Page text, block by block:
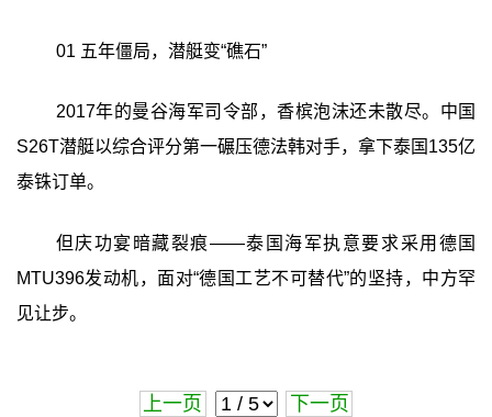
01 五年僵局，潜艇变“礁石”
2017年的曼谷海军司令部，香槟泡沫还未散尽。中国
S26T潜艇以综合评分第一碾压德法韩对手，拿下泰国135亿
泰铢订单。
但庆功宴暗藏裂痕——泰国海军执意要求采用德国
MTU396发动机，面对“德国工艺不可替代”的坚持，中方罕
见让步。
上一页 下一页